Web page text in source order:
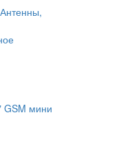
Антенны,
GSM мини